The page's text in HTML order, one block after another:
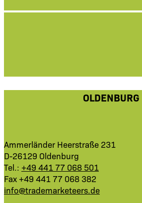
OLDENBURG
Ammerländer Heerstraße 231
D-26129 Oldenburg
Tel.: +49 441 77 068 501
Fax +49 441 77 068 382
info@trademarketeers.de